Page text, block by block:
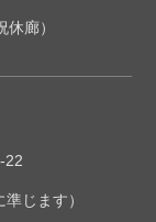
廊）
22
じます）